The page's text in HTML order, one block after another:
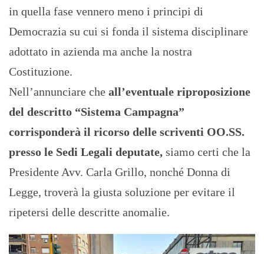
in quella fase vennero meno i principi di
Democrazia su cui si fonda il sistema disciplinare
adottato in azienda ma anche la nostra
Costituzione.
Nell’annunciare che all’eventuale riproposizione
del descritto “Sistema Campagna”
corrisponderà il ricorso delle scriventi OO.SS.
presso le Sedi Legali deputate, siamo certi che la
Presidente Avv. Carla Grillo, nonché Donna di
Legge, troverà la giusta soluzione per evitare il
ripetersi delle descritte anomalie.